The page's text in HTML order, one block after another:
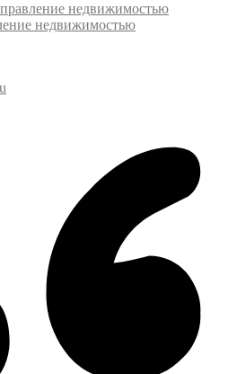
недвижимостью
недвижимостью